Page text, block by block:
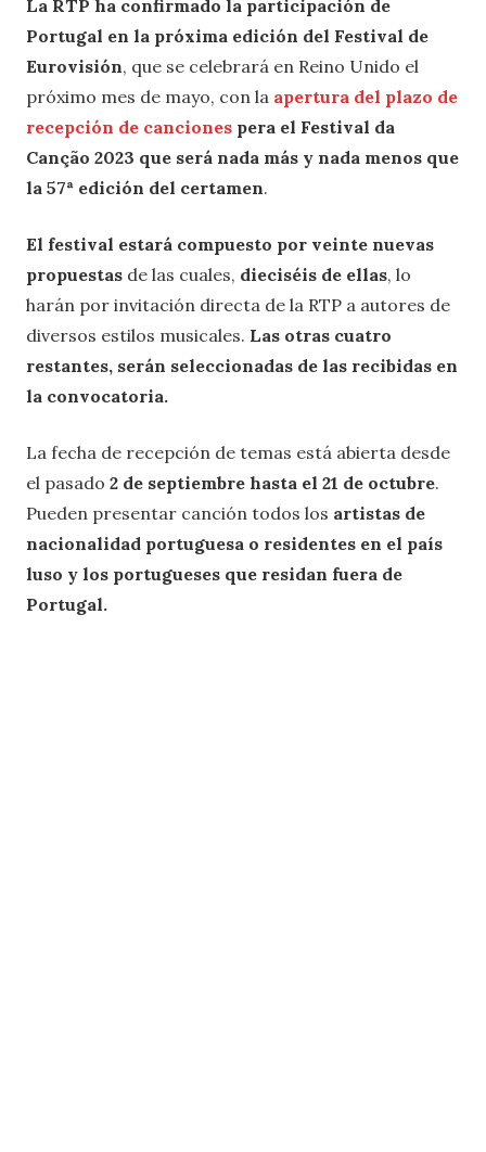
La RTP ha confirmado la participación de
Portugal en la próxima edición del Festival de
Eurovisión, que se celebrará en Reino Unido el
próximo mes de mayo, con la apertura del plazo de
recepción de canciones pera el Festival da
Canção 2023 que será nada más y nada menos que
la 57ª edición del certamen.
El festival estará compuesto por veinte nuevas
propuestas de las cuales, dieciséis de ellas, lo
harán por invitación directa de la RTP a autores de
diversos estilos musicales. Las otras cuatro
restantes, serán seleccionadas de las recibidas en
la convocatoria.
La fecha de recepción de temas está abierta desde
el pasado 2 de septiembre hasta el 21 de octubre.
Pueden presentar canción todos los artistas de
nacionalidad portuguesa o residentes en el país
luso y los portugueses que residan fuera de
Portugal.